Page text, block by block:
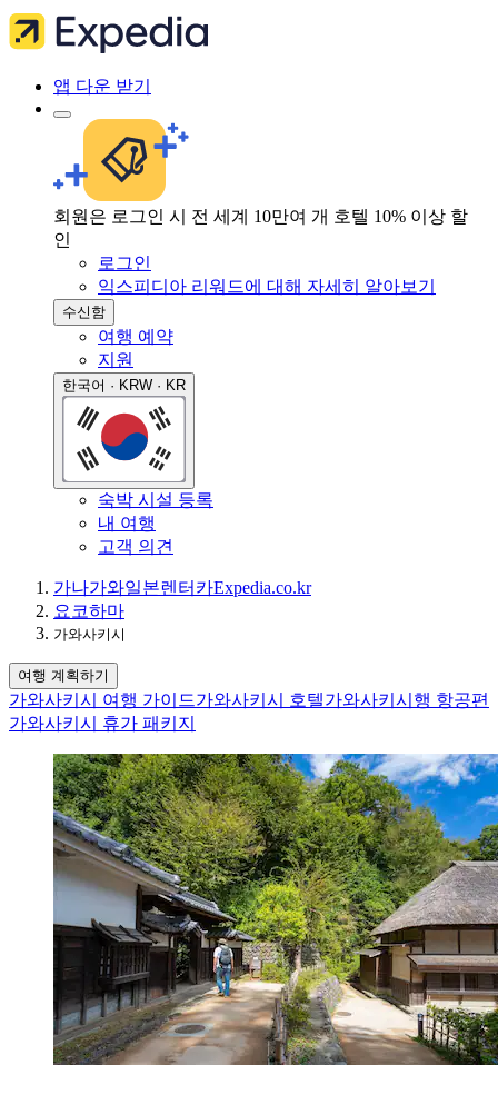
앱 다운 받기
회원은 로그인 시 전 세계 10만여 개 호텔 10% 이상 할
인
로그인
익스피디아 리워드에 대해 자세히 알아보기
수신함
여행 예약
지원
한국어 · KRW · KR
숙박 시설 등록
내 여행
고객 의견
가나가와일본렌터카Expedia.co.kr
요코하마
가와사키시
여행 계획하기
가와사키시 여행 가이드가와사키시 호텔가와사키시행 항공편
가와사키시 휴가 패키지